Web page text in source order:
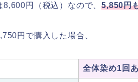
8,600円（税込）なので、5,850円
円で購入した場合、
全体染め1回